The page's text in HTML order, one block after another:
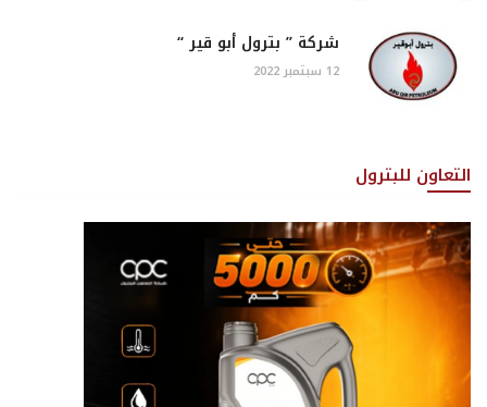
شركة ” بترول أبو قير “
12 سبتمبر 2022
التعاون للبترول